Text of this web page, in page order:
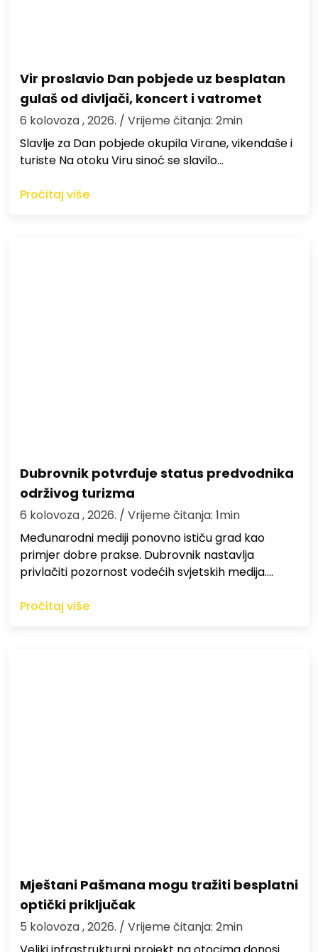
Vir proslavio Dan pobjede uz besplatan
gulaš od divljači, koncert i vatromet
6 kolovoza , 2026. / Vrijeme čitanja: 2min
Slavlje za Dan pobjede okupila Virane, vikendaše i
turiste Na otoku Viru sinoć se slavilo…
Pročitaj više
Dubrovnik potvrđuje status predvodnika
održivog turizma
6 kolovoza , 2026. / Vrijeme čitanja: 1min
Međunarodni mediji ponovno ističu grad kao
primjer dobre prakse. Dubrovnik nastavlja
privlačiti pozornost vodećih svjetskih medija.…
Pročitaj više
Mještani Pašmana mogu tražiti besplatni
optički priključak
5 kolovoza , 2026. / Vrijeme čitanja: 2min